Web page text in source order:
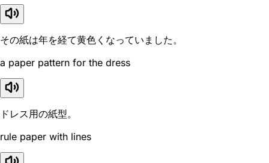
その紙は年を経て黄色くなっていました。
a paper pattern for the dress
ドレス用の紙型。
rule paper with lines